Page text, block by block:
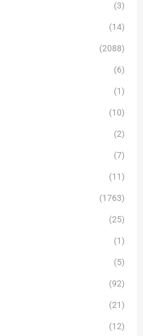
(3)
(14)
(2088)
(6)
(1)
(10)
(2)
(7)
(11)
(1763)
(25)
(1)
(5)
(92)
(21)
(12)